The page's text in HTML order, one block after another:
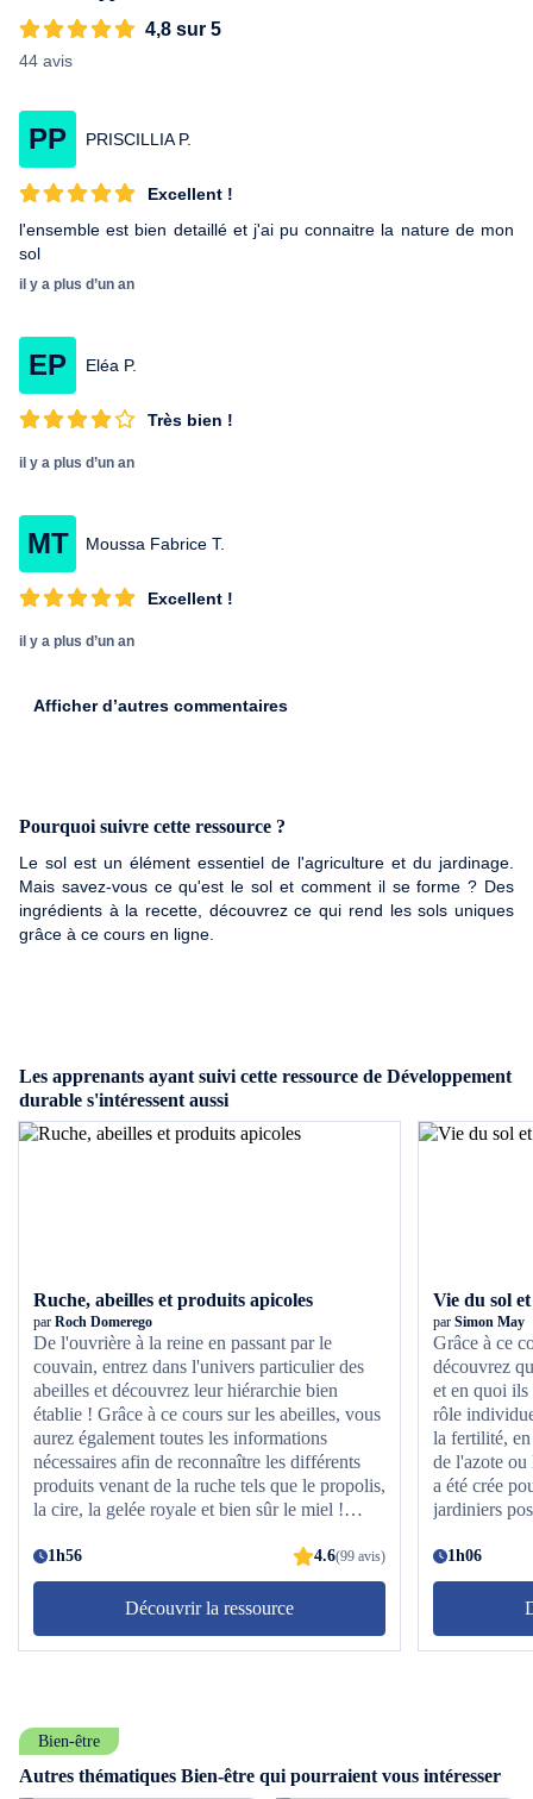
4,8 sur 5
44 avis
PP PRISCILLIA P.
Excellent !
l'ensemble est bien detaillé et j'ai pu connaitre la nature de mon
sol
il y a plus d’un an
EP Eléa P.
Très bien !
il y a plus d’un an
MT Moussa Fabrice T.
Excellent !
il y a plus d’un an
Afficher d’autres commentaires
Pourquoi suivre cette ressource ?
Le sol est un élément essentiel de l'agriculture et du jardinage.
Mais savez-vous ce qu'est le sol et comment il se forme ? Des
ingrédients à la recette, découvrez ce qui rend les sols uniques
grâce à ce cours en ligne.
Les apprenants ayant suivi cette ressource de Développement
durable s'intéressent aussi
Ruche, abeilles et produits apicoles
par Roch Domerego
De l'ouvrière à la reine en passant par le
couvain, entrez dans l'univers particulier des
abeilles et découvrez leur hiérarchie bien
établie ! Grâce à ce cours sur les abeilles, vous
aurez également toutes les informations
nécessaires afin de reconnaître les différents
produits venant de la ruche tels que le propolis,
la cire, la gelée royale et bien sûr le miel !
appréhender l'écosystème apicole !
1h56 4.6(99 avis)
Découvrir la ressource
Vie du sol
par Simon May
Grâce à ce
découvrez
et en quoi
rôle
la fertilité,
de l'azote ou
a été crée
jardiniers
dernières
l'immense
1h06
Bien-être
Autres thématiques Bien-être qui pourraient vous intéresser